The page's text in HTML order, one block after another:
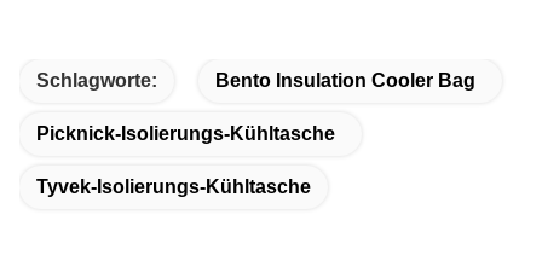
Schlagworte: Bento Insulation Cooler Bag
Picknick-Isolierungs-Kühltasche
Tyvek-Isolierungs-Kühltasche